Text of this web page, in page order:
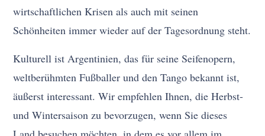
wirtschaftlichen Krisen als auch mit seinen
Schönheiten immer wieder auf der Tagesordnung steht.
Kulturell ist Argentinien, das für seine Seifenopern,
weltberühmten Fußballer und den Tango bekannt ist,
äußerst interessant. Wir empfehlen Ihnen, die Herbst-
und Wintersaison zu bevorzugen, wenn Sie dieses